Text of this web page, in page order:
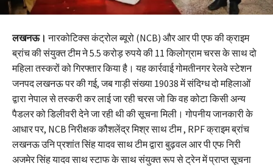
लखनऊ। नारकोटिक्स कंट्रोल ब्यूरो (NCB) और आर पी एफ की क्राइम
ब्रांच की संयुक्त टीम ने 5.5 करोड़ रुपये की 11 किलोग्राम चरस के साथ दो
महिला तस्करों को गिरफ्तार किया है। यह कार्रवाई गोमतीनगर रेलवे स्टेशन
जनपद लखनऊ पर की गई, जब गाड़ी संख्या 19038 में संदिग्ध दो महिलाओं
द्वारा नेपाल से तस्करी कर लाई जा रही चरस जो कि वह कोटा किसी अन्य
पैडलर को डिलीवरी देने जा रही थी की सूचना मिली। गोपनीय जानकारी के
आधार पर, NCB निरीक्षक कौशलेंद्र मिश्र साथ टीम , RPF क्राइम ब्रांच
लखनऊ उनि प्रशांत सिंह यादव साथ टीम द्वारा बुढ़वल आर पी एफ निरी
अजमेर सिंह यादव साथ स्टाफ के साथ संयुक्त रूप से ट्रेन में प्राप्त सूचना